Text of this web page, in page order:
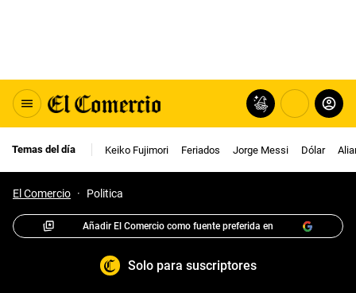
Temas del día Keiko Fujimori Feriados Jorge Messi Dólar
El Comercio · Politica
Añadir El Comercio como fuente preferida en
Solo para suscriptores